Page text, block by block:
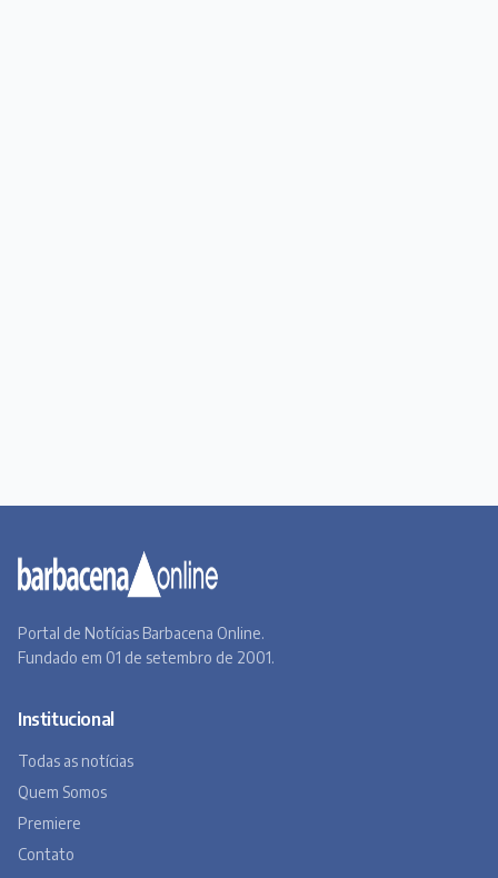
Portal de Notícias Barbacena Online.
Fundado em 01 de setembro de 2001.
Institucional
Todas as notícias
Quem Somos
Premiere
Contato